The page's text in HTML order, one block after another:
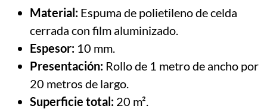
Material: Espuma de polietileno de celda
cerrada con film aluminizado.
Espesor: 10 mm.
Presentación: Rollo de 1 metro de ancho por
20 metros de largo.
Superficie total: 20 m².